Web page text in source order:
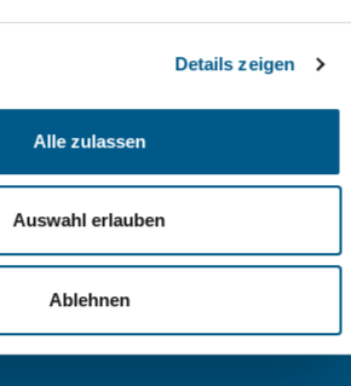
Details zeigen
Alle zulassen
Auswahl erlauben
Ablehnen